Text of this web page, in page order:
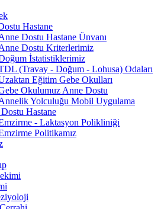
Hastane
Dostu Hastane Ünvanı
Dostu Kriterlerimiz
İstatistiklerimiz
(Travay - Doğum - Lohusa) Odaları
Eğitim Gebe Okulları
Okulumuz Anne Dostu
Yolculuğu Mobil Uygulama
Hastane
- Laktasyon Polikliniği
Politikamız